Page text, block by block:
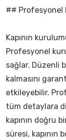
## Profesyonel
Kapının
Profesyonel
sağlar. Düzenli
kalmasını
etkileyebilir.
tüm detaylara
kapının doğru
süresi, kapının